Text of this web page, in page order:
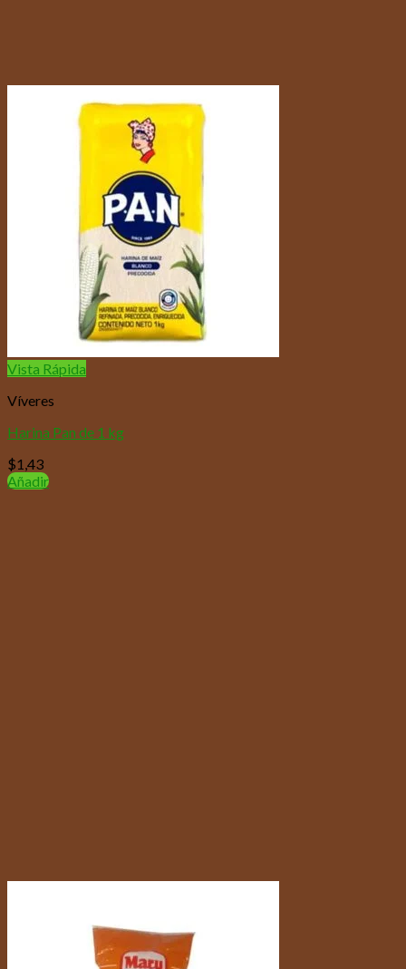
Vista Rápida
Víveres
Harina Pan de 1 kg
$1,43
Añadir